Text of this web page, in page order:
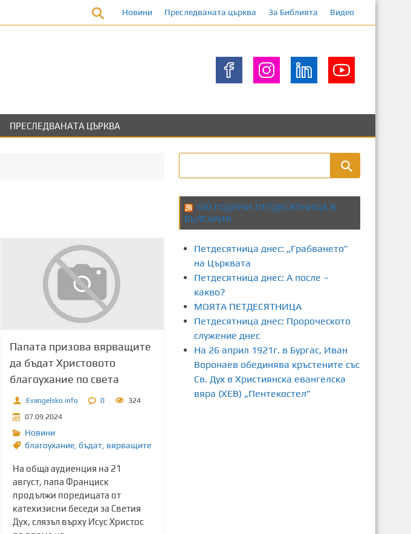
Новини Преследваната църква За Библията Видео
ПРЕСЛЕДВАНАТА ЦЪРКВА
Папата призова вярващите
да бъдат Христовото
благоухание по света
Evangelsko.info 0
324
07.09.2024
Новини
благоухание, бъдат, вярващите
На обща аудиенция на 21
август, папа Франциск
продължи поредицата от
катехизисни беседи за Светия
Дух, слязъл върху Исус Христос
100 ГОДИНИ ПЕТДЕСЯТНИЦА В
БЪЛГАРИЯ
Петдесятница днес: „Грабването”
на Църквата
Петдесятница днес: А после –
какво?
МОЯТА ПЕТДЕСЯТНИЦА
Петдесятница днес: Пророческото
служение днес
На 26 април 1921г. в Бургас, Иван
Воронаев обединява кръстените със
Св. Дух в Християнска евангелска
вяра (ХЕВ) „Пентекостел”